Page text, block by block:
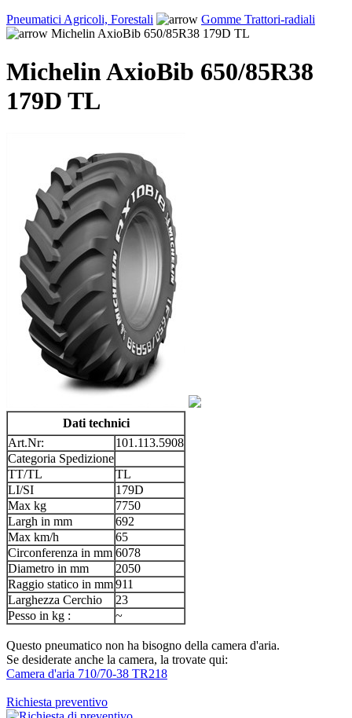
Pneumatici Agricoli, Forestali
Gomme Trattori-radiali
Michelin AxioBib 650/85R38 179D TL
Michelin AxioBib 650/85R38
179D TL
Dati technici
Art.Nr:
101.113.5908
Categoria Spedizione
TT/TL
TL
LI/SI
179D
Max kg
7750
Largh in mm
692
Max km/h
65
Circonferenza in mm 6078
Diametro in mm
2050
Raggio statico in mm911
Larghezza Cerchio
23
Pesso in kg :
~
Questo pneumatico non ha bisogno della camera d'aria.
Se desiderate anche la camera, la trovate qui:
Camera d'aria 710/70-38 TR218
Richiesta preventivo